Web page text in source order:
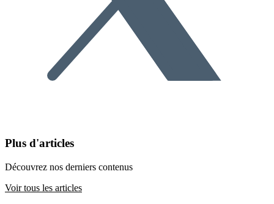
Plus d'articles
Découvrez nos derniers contenus
Voir tous les articles